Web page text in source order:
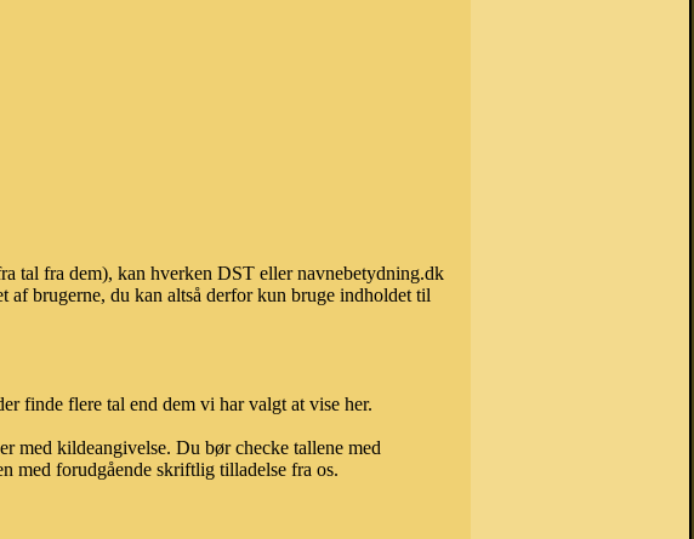
tal fra dem), kan hverken DST eller navnebetydning.dk
brugerne, du kan altså derfor kun bruge indholdet til
finde flere tal end dem vi har valgt at vise her.
med kildeangivelse. Du bør checke tallene med
med forudgående skriftlig tilladelse fra os.